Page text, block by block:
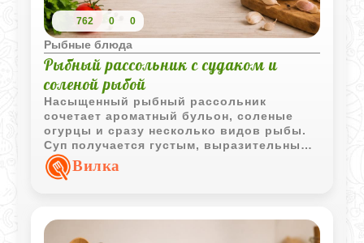
762 0 0
Рыбные блюда
Рыбный рассольник с судаком и
соленой рыбой
Насыщенный рыбный рассольник
сочетает ароматный бульон, соленые
огурцы и сразу несколько видов рыбы.
Суп получается густым, выразительным
по вкусу и отлично подходит для
сытного домашнего обеда.
Вилка